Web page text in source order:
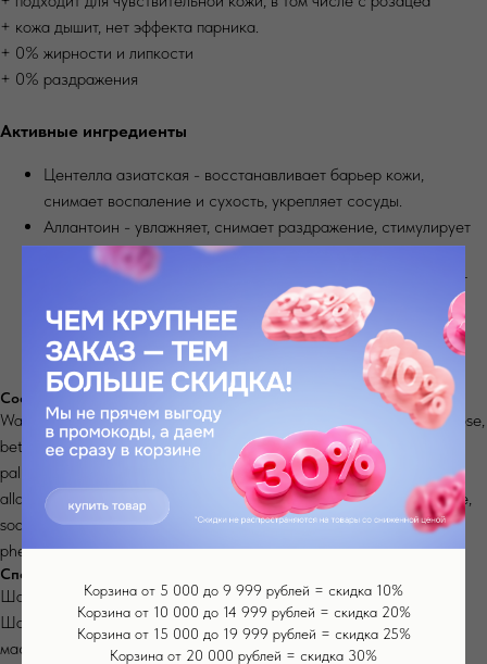
+ кожа дышит, нет эффекта парника.
+ 0% жирности и липкости
+ 0% раздражения
Активные ингредиенты
Центелла азиатская - восстанавливает барьер кожи,
снимает воспаление и сухость, укрепляет сосуды.
Аллантоин - увлажняет, снимает раздражение, стимулирует
синтез коллагена, мягко отшелушивает.
Агава - повышает упругость и эластичность, освежает цвет
лица.
Увлажняющий комплекс - притягивает и удерживает влагу,
делает кожу гладкой.
Состав
Water, centella asiatica extract, agave tequilana leaf extract, maltose,
betaine, glycerin, propylene glycol, butylene glycol, ethylhexyl
palmitate, cetearyl alcohol, glyceryl stearate, hydroxyethylcellulose,
allantoin, sorbitan oleate, carbomer, fragrance, potassium hydroxide,
sodium chloride, hydroxyacetophenone, CI 19140, CI 15985,
phenoxyethanol
Способ применения
Шаг 1: очистите лицо и протонизируйте кожу.
Шаг 2: нанесите лёгкими поглаживающими движениями крем по
массажным линиям.
Корзина от 5 000 до 9 999 рублей = скидка 10%
Корзина от 10 000 до 14 999 рублей = скидка 20%
Корзина от 15 000 до 19 999 рублей = скидка 25%
Корзина от 20 000 рублей = скидка 30%